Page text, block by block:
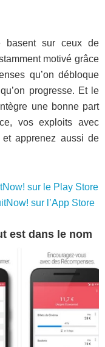
basent sur ceux de
motivé grâce
qu’on débloque
progresse. Et le
une bonne part
vos exploits avec
et apprenez aussi de
sur le Play Store
sur l’App Store
est dans le nom